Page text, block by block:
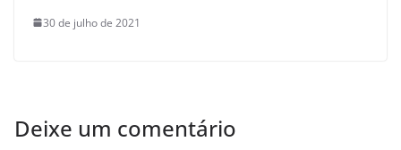
30 de julho de 2021
Deixe um comentário